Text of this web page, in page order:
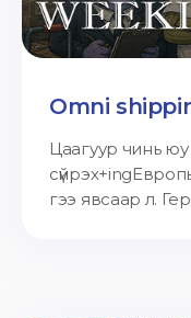
Omni
Цаагуур чинь
гээ явсаар л.